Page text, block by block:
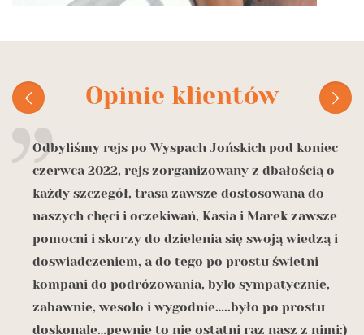
Opinie klientów
Odbyliśmy rejs po Wyspach Jońskich pod koniec
czerwca 2022, rejs zorganizowany z dbałością o
każdy szczegół, trasa zawsze dostosowana do
naszych chęci i oczekiwań, Kasia i Marek zawsze
pomocni i skorzy do dzielenia się swoją wiedzą i
doswiadczeniem, a do tego po prostu świetni
kompani do podrózowania, bylo sympatycznie,
zabawnie, wesolo i wygodnie…..było po prostu
doskonale…pewnie to nie ostatni raz nasz z nimi:)